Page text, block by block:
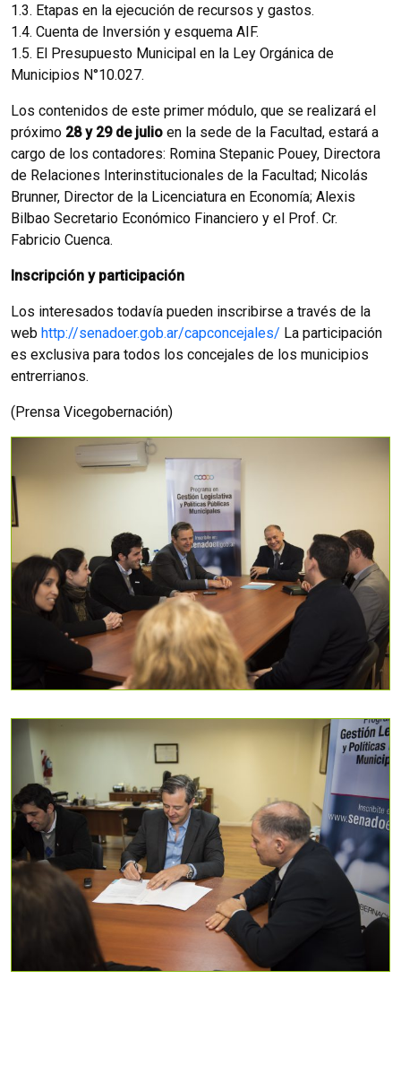
1.3. Etapas en la ejecución de recursos y gastos.
1.4. Cuenta de Inversión y esquema AIF.
1.5. El Presupuesto Municipal en la Ley Orgánica de
Municipios N°10.027.
Los contenidos de este primer módulo, que se realizará el
próximo 28 y 29 de julio en la sede de la Facultad, estará a
cargo de los contadores: Romina Stepanic Pouey, Directora
de Relaciones Interinstitucionales de la Facultad; Nicolás
Brunner, Director de la Licenciatura en Economía; Alexis
Bilbao Secretario Económico Financiero y el Prof. Cr.
Fabricio Cuenca.
Inscripción y participación
Los interesados todavía pueden inscribirse a través de la
web http://senadoer.gob.ar/capconcejales/ La participación
es exclusiva para todos los concejales de los municipios
entrerrianos.
(Prensa Vicegobernación)